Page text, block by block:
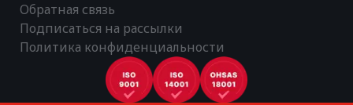
Обратная связь
Подписаться на рассылки
Политика конфиденциальности